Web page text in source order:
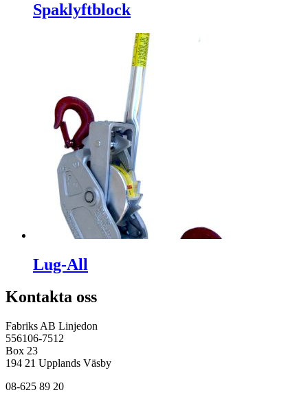
Spaklyftblock
Lug-All
Kontakta oss
Fabriks AB Linjedon
556106-7512
Box 23
194 21 Upplands Väsby
08-625 89 20